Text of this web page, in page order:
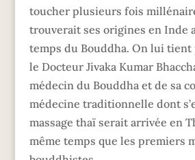
toucher plusieurs fois
trouverait ses origines en Inde
temps du Bouddha. On lui
le Docteur Jivaka Kumar
médecin du Bouddha et de sa
médecine traditionnelle dont
massage thaï serait arrivée en
même temps que les premiers